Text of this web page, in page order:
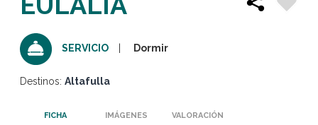
SERVICIO Dormir
Destinos: Altafulla
FICHA IMÁGENES VALORACIÓN